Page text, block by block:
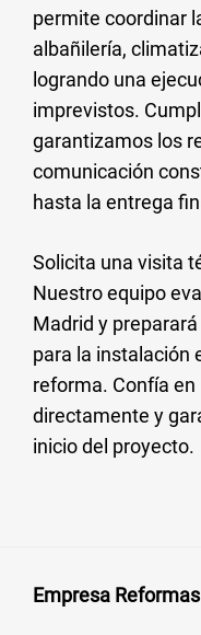
permite coordinar
albañilería,
logrando una
imprevistos.
garantizamos los
comunicación
hasta la entrega
Solicita una visita
Nuestro equipo
Madrid y
para la instalación
reforma. Confía
directamente y
inicio del proyecto.
Empresa